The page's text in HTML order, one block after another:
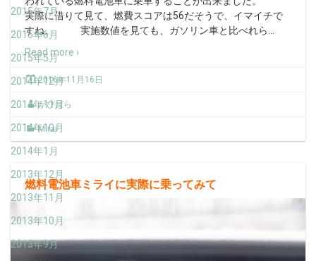
2015年7月
2015年6月
2015年5月
2014年12月
2014年11月
2014年10月
2014年1月
2013年12月
2013年11月
2013年10月
2013年9月
実際に借りて見て、燃費スコアは56だそうで、イマイチで
すね。 実施数値を見ても、ガソリン車と比べれら
Read more ›
2016年11月16日
かぴばら
MIrai
燃料電池車ミライに実際に乗ってみて